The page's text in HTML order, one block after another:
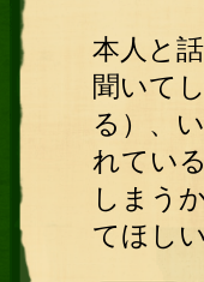
本人と
聞いて
る）、
れてい
しまう
てほしい